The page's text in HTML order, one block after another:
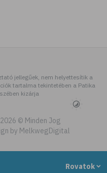
Rovatok
jellegűek, nem helyettesítik a
tartalma tekintetében a Patika
kizárja
© Minden Jog
by MelkwegDigital